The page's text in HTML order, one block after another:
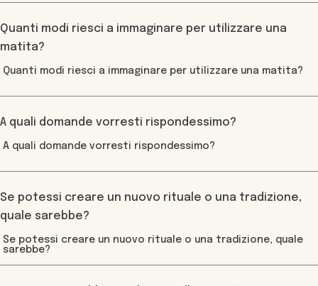
Quanti modi riesci a immaginare per utilizzare una
matita?
A quali domande vorresti rispondessimo?
Se potessi creare un nuovo rituale o una tradizione,
quale sarebbe?